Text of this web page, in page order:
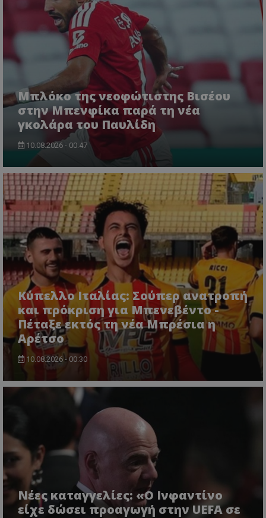
Μπλόκο της νεοφώτιστης Βισέου
στην Μπενφίκα παρά τη νέα
γκολάρα του Παυλίδη
10.08.2026 - 00:47
Κύπελλο Ιταλίας: Σούπερ ανατροπή
και πρόκριση για Μπενεβέντο -
Πέταξε εκτός τη νέα Μπρέσια η
Αρέτσο
10.08.2026 - 00:30
Νέες καταγγελίες: «Ο Ινφαντίνο
είχε δώσει προαγωγή στην UEFA σε